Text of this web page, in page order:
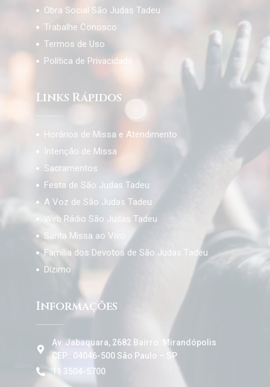
Obra Social São Judas Tadeu
Trabalhe Conosco
Termos de Uso
Política de Privacidade
Links Rápidos
Horários de Missa e Atendimento
Intenção de Missa
Sacramentos
Festa de São Judas Tadeu
A Voz de São Judas Tadeu
Web Rádio São Judas Tadeu
Santa Missa ao Vivo
Família dos Devotos de São Judas Tadeu
Dízimo
Informações
Av. Jabaquara, 2682 Bairro: Mirandópolis
CEP.: 04046-500 São Paulo – SP
11 3504-5700